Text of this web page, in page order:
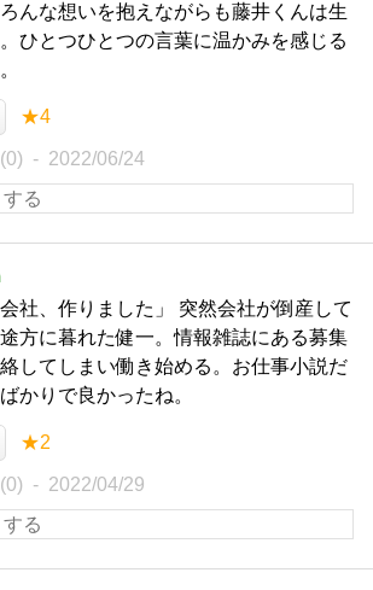
んな想いを抱えながらも藤井くんは生
ひとつひとつの言葉に温かみを感じる
★4
2022/06/24
会社、作りました」 突然会社が倒産して
方に暮れた健一。情報雑誌にある募集
してしまい働き始める。お仕事小説だ
かりで良かったね。
★2
2022/04/29